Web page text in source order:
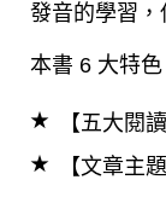
發音的學習，
本書 6 大特色
【五大閱
【文章主